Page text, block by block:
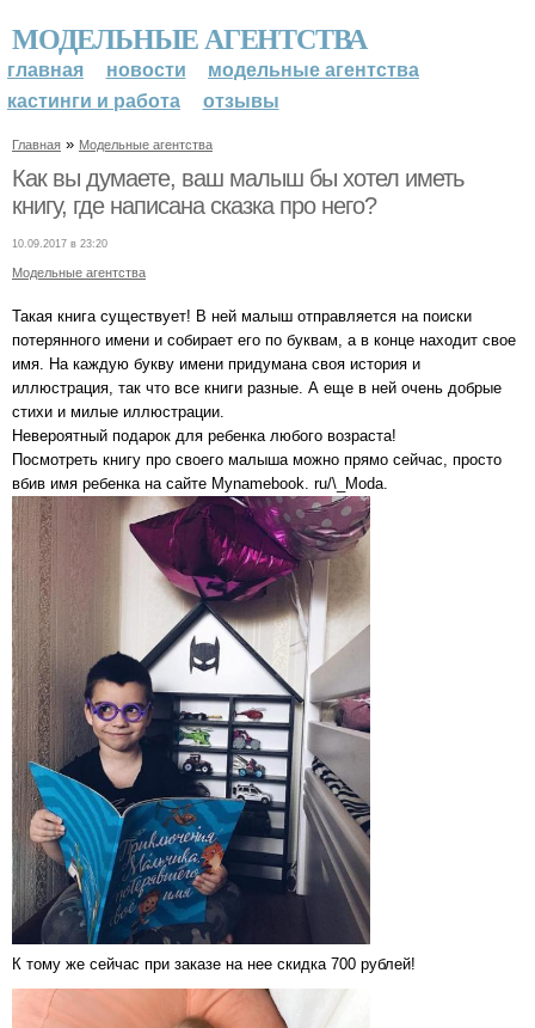
МОДЕЛЬНЫЕ АГЕНТСТВА
главная новости
модельные агентства
кастинги и работа
отзывы
Главная » Модельные агентства
Как вы думаете, ваш малыш бы хотел иметь
книгу, где написана сказка про него?
10.09.2017 в 23:20
Модельные агентства
Такая книга существует! В ней малыш отправляется на поиски
потерянного имени и собирает его по буквам, а в конце находит свое
имя. На каждую букву имени придумана своя история и
иллюстрация, так что все книги разные. А еще в ней очень добрые
стихи и милые иллюстрации.
Невероятный подарок для ребенка любого возраста!
Посмотреть книгу про своего малыша можно прямо сейчас, просто
вбив имя ребенка на сайте Mynamebook. ru/\_Moda.
К тому же сейчас при заказе на нее скидка 700 рублей!